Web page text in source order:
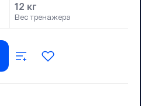
12 кг
Вес тренажера